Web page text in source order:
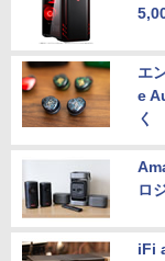
エ
e
く
ロ
iFi